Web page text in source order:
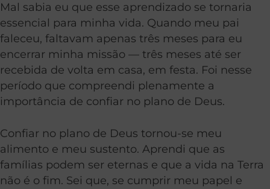
Mal sabia eu que esse aprendizado se tornaria
essencial para minha vida. Quando meu pai
faleceu, faltavam apenas três meses para eu
encerrar minha missão — três meses até ser
recebida de volta em casa, em festa. Foi nesse
período que compreendi plenamente a
importância de confiar no plano de Deus.
Confiar no plano de Deus tornou-se meu
alimento e meu sustento. Aprendi que as
famílias podem ser eternas e que a vida na Terra
não é o fim. Sei que, se cumprir meu papel e